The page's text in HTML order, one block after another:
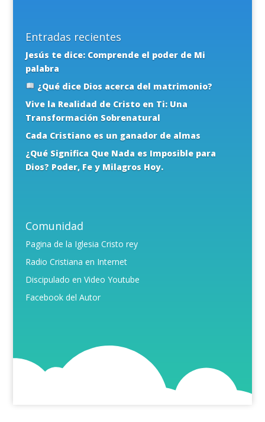
Entradas recientes
Jesús te dice: Comprende el poder de Mi
palabra
¿Qué dice Dios acerca del matrimonio?
Vive la Realidad de Cristo en Ti: Una
Transformación Sobrenatural
Cada Cristiano es un ganador de almas
¿Qué Significa Que Nada es Imposible para
Dios? Poder, Fe y Milagros Hoy.
Comunidad
Pagina de la Iglesia Cristo rey
Radio Cristiana en Internet
Discipulado en Video Youtube
Facebook del Autor